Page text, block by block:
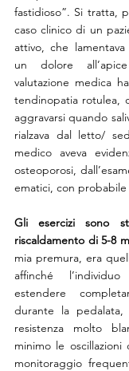
fastidioso”. Si tratta,
caso clinico di un
attivo, che
un dolore
valutazione medica
tendinopatia rotulea,
aggravarsi quando
rialzava dal letto/
medico aveva
osteoporosi,
ematici, con probabile
Gli esercizi sono
riscaldamento di 5-8
mia premura, era
affinché
estendere
durante la
resistenza molto
minimo le
monitoraggio